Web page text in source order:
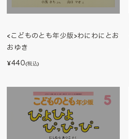
<こどものとも年少版>わにわにとお
おゆき
¥440(税込)